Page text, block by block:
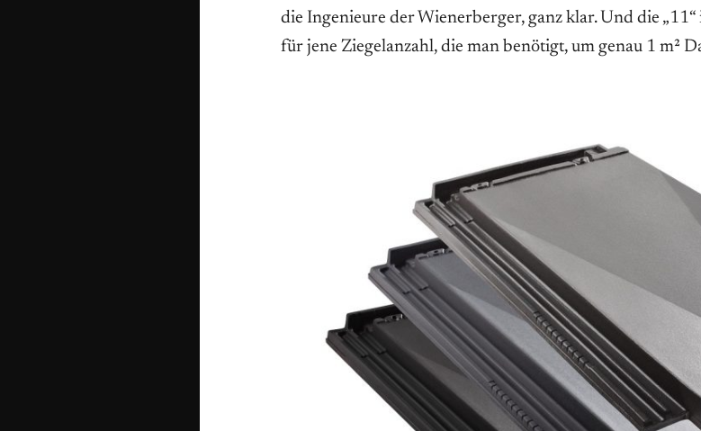
die Ingenieure der Wienerberger, ganz klar. Und die
für jene Ziegelanzahl, die man benötigt, um genau 1 m²